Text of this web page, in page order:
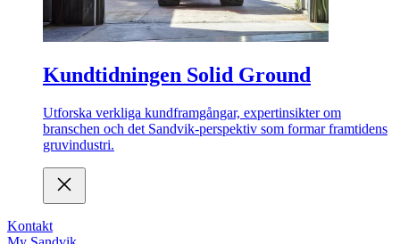
Kundtidningen Solid Ground
Utforska verkliga kundframgångar, expertinsikter om
branschen och det Sandvik-perspektiv som formar framtidens
gruvindustri.
Kontakt